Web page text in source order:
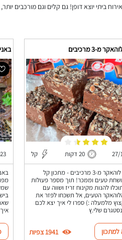
ביתי יוצא דופן! גם קלים וגם מורכבים
מ-3 מרכיבים
27/ 20 דקות קל
חיתוכיות לוהאקר מ-3 מרכיבים - מתכון קל
טעים וממכר! תוך מספר פעולות
להנות מקינוח זריז ושווה עם
הטעים, אל תשכחו לפזר את
מלמעלה :) ספרו לי איך יצא לכם
שלי.ץ
למתכון 1941 צפיות